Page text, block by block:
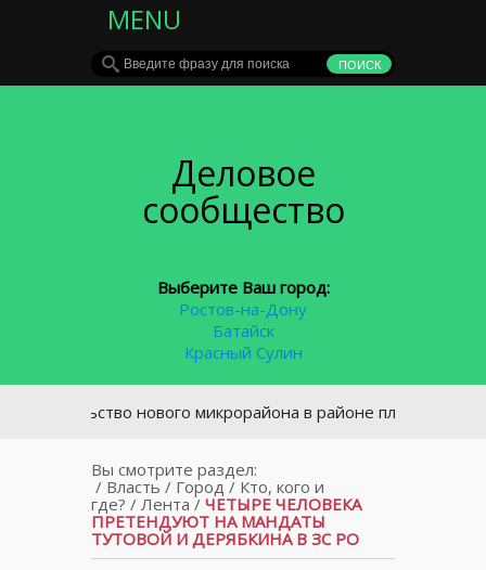
MENU
Деловое
сообщество
Выберите Ваш город:
Ростов-на-Дону
Батайск
Красный Сулин
нового микрорайона в районе площади Химиков в
Вы смотрите раздел:
/ Власть / Город / Кто, кого и
где? / Лента / ЧЕТЫРЕ ЧЕЛОВЕКА
ПРЕТЕНДУЮТ НА МАНДАТЫ
ТУТОВОЙ И ДЕРЯБКИНА В ЗС РО